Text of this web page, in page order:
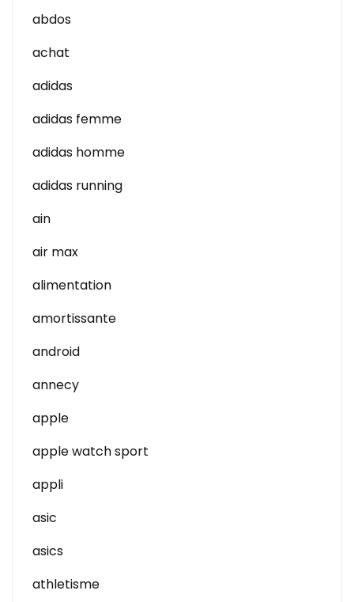
abdos
achat
adidas
adidas femme
adidas homme
adidas running
ain
air max
alimentation
amortissante
android
annecy
apple
apple watch sport
appli
asic
asics
athletisme